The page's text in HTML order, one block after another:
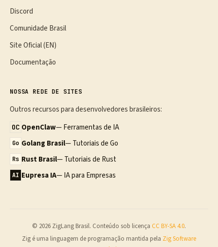
Discord
Comunidade Brasil
Site Oficial (EN)
Documentação
NOSSA REDE DE SITES
Outros recursos para desenvolvedores brasileiros:
OC OpenClaw— Ferramentas de IA
Go Golang Brasil— Tutoriais de Go
Rs Rust Brasil— Tutoriais de Rust
AI Eupresa IA— IA para Empresas
© 2026 ZigLang Brasil. Conteúdo sob licença CC BY-SA 4.0.
Zig é uma linguagem de programação mantida pela Zig Software